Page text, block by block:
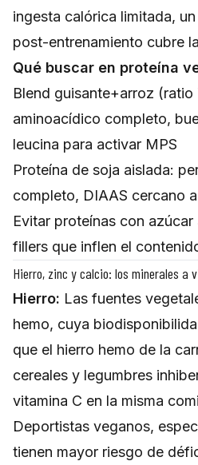
ingesta calórica limitada,
post-entrenamiento cubre
Qué buscar en proteína
Blend guisante+arroz
aminoacídico completo,
leucina para activar MPS
Proteína de soja aislada:
completo, DIAAS cercano a
Evitar proteínas con
fillers que inflen el
Hierro, zinc y calcio: los minerales a
Hierro: Las fuentes
hemo, cuya
que el hierro hemo de la
cereales y legumbres
vitamina C en la misma
Deportistas veganos,
tienen mayor riesgo de